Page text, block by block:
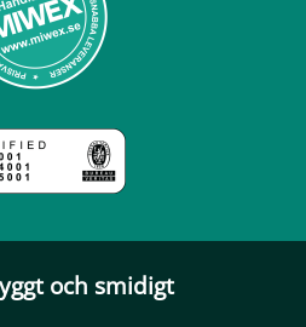
och smidigt